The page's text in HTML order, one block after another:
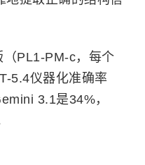
PL1-PM-c，每个
5.4仪器化准确率
3.1是34%，